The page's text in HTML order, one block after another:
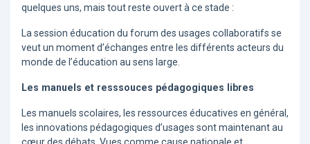
quelques uns, mais tout reste ouvert à ce stade :
La session éducation du forum des usages collaboratifs se
veut un moment d’échanges entre les différents acteurs du
monde de l’éducation au sens large.
Les manuels et resssouces pédagogiques libres
Les manuels scolaires, les ressources éducatives en général,
les innovations pédagogiques d’usages sont maintenant au